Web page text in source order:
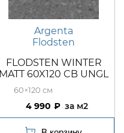
Argenta
Flodsten
FLODSTEN WINTER
MATT 60X120 CB UNGL
60×120
4 990 м2